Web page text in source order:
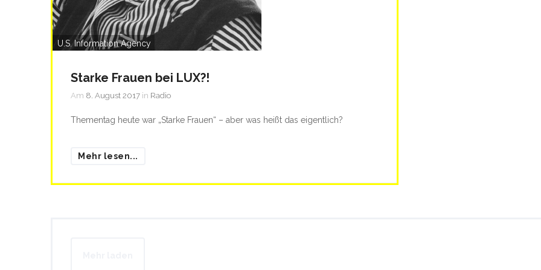
U.S. Information Agency
Starke Frauen bei LUX?!
Am 8. August 2017 in Radio
Thementag heute war „Starke Frauen“ – aber was heißt das eigentlich?
Mehr lesen...